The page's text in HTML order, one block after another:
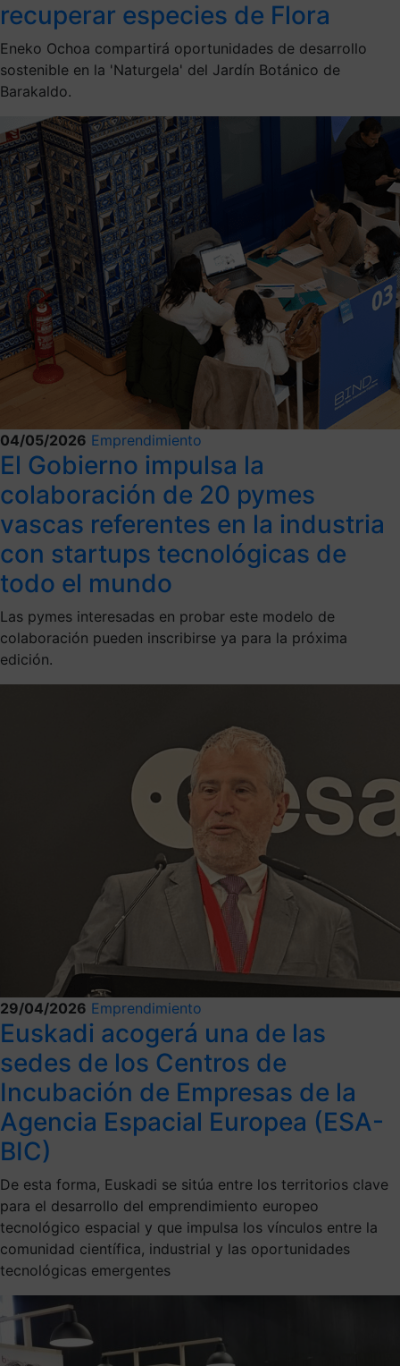
recuperar especies de Flora
Eneko Ochoa compartirá oportunidades de desarrollo
sostenible en la 'Naturgela' del Jardín Botánico de
Barakaldo.
04/05/2026 Emprendimiento
El Gobierno impulsa la
colaboración de 20 pymes
vascas referentes en la industria
con startups tecnológicas de
todo el mundo
Las pymes interesadas en probar este modelo de
colaboración pueden inscribirse ya para la próxima
edición.
29/04/2026 Emprendimiento
Euskadi acogerá una de las
sedes de los Centros de
Incubación de Empresas de la
Agencia Espacial Europea (ESA-
BIC)
De esta forma, Euskadi se sitúa entre los territorios clave
para el desarrollo del emprendimiento europeo
tecnológico espacial y que impulsa los vínculos entre la
comunidad científica, industrial y las oportunidades
tecnológicas emergentes